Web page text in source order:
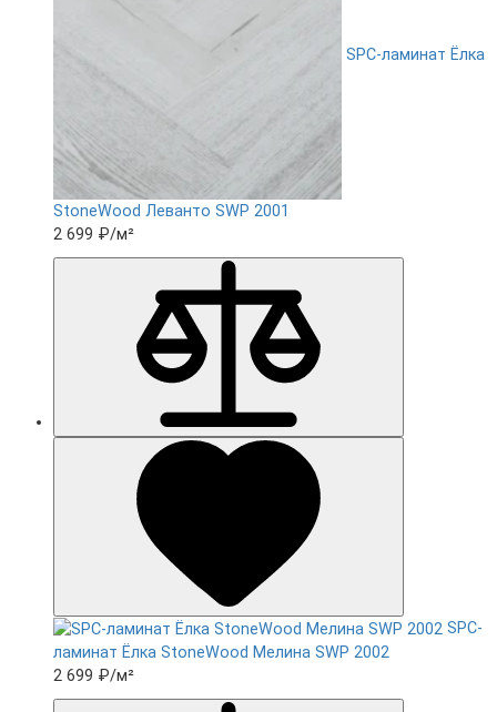
SPC-ламинат Ëлка
StoneWood Леванто SWP 2001
2 699 ₽/м²
SPC-
ламинат Ëлка StoneWood Мелина SWP 2002
2 699 ₽/м²